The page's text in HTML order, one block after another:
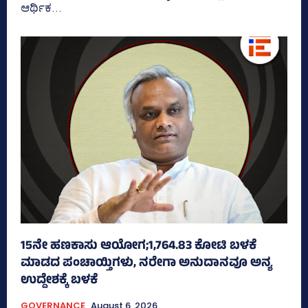
ಆರ್ಥಿಕ...
15ನೇ ಹಣಕಾಸು ಆಯೋಗ;1,764.83 ಕೋಟಿ ಬಳಕೆ
ಮಾಡದ ಪಂಚಾಯ್ತಿಗಳು, ನರೇಗಾ ಅನುದಾನವೂ ಅನ್ಯ
ಉದ್ದೇಶಕ್ಕೆ ಬಳಕೆ